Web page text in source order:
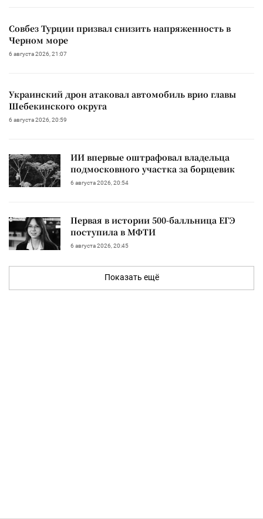
Совбез Турции призвал снизить напряженность в
Черном море
6 августа 2026, 21:07
Украинский дрон атаковал автомобиль врио главы
Шебекинского округа
6 августа 2026, 20:59
ИИ впервые оштрафовал владельца
подмосковного участка за борщевик
6 августа 2026, 20:54
Первая в истории 500-балльница ЕГЭ
поступила в МФТИ
6 августа 2026, 20:45
Показать ещё